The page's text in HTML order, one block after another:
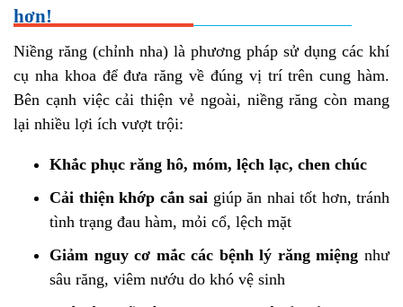
hơn!
Niềng răng (chỉnh nha) là phương pháp sử dụng các khí
cụ nha khoa để đưa răng về đúng vị trí trên cung hàm.
Bên cạnh việc cải thiện vẻ ngoài, niềng răng còn mang
lại nhiều lợi ích vượt trội:
Khắc phục răng hô, móm, lệch lạc, chen chúc
Cải thiện khớp cắn sai giúp ăn nhai tốt hơn, tránh
tình trạng đau hàm, mỏi cổ, lệch mặt
Giảm nguy cơ mắc các bệnh lý răng miệng như
sâu răng, viêm nướu do khó vệ sinh